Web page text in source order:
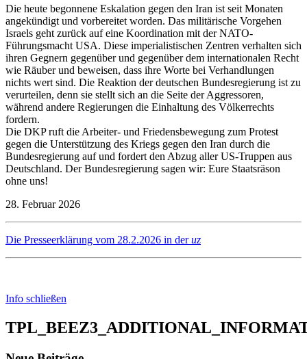
Die heute begonnene Eskalation gegen den Iran ist seit Monaten
angekündigt und vorbereitet worden. Das militärische Vorgehen
Israels geht zurück auf eine Koordination mit der NATO-
Führungsmacht USA. Diese imperialistischen Zentren verhalten sich
ihren Gegnern gegenüber und gegenüber dem internationalen Recht
wie Räuber und beweisen, dass ihre Worte bei Verhandlungen
nichts wert sind. Die Reaktion der deutschen Bundesregierung ist zu
verurteilen, denn sie stellt sich an die Seite der Aggressoren,
während andere Regierungen die Einhaltung des Völkerrechts
fordern.
Die DKP ruft die Arbeiter- und Friedensbewegung zum Protest
gegen die Unterstützung des Kriegs gegen den Iran durch die
Bundesregierung auf und fordert den Abzug aller US-Truppen aus
Deutschland. Der Bundesregierung sagen wir: Eure Staatsräson
ohne uns!
28. Februar 2026
Die Presseerklärung vom 28.2.2026 in deruz
Info schließen